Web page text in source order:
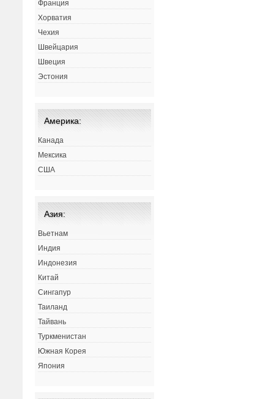
Франция
Хорватия
Чехия
Швейцария
Швеция
Эстония
Америка:
Канада
Мексика
США
Азия:
Вьетнам
Индия
Индонезия
Китай
Сингапур
Таиланд
Тайвань
Туркменистан
Южная Корея
Япония